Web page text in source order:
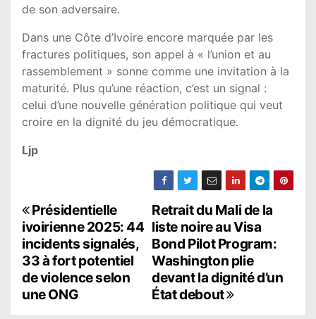
de son adversaire.
Dans une Côte d’Ivoire encore marquée par les
fractures politiques, son appel à « l’union et au
rassemblement » sonne comme une invitation à la
maturité. Plus qu’une réaction, c’est un signal :
celui d’une nouvelle génération politique qui veut
croire en la dignité du jeu démocratique.
Ljp
N
a
v
i
Retrait du Mali de la
liste noire au Visa
Bond Pilot Program:
Washington plie
devant la dignité d’un
État debout
Présidentielle
ivoirienne 2025: 44
incidents signalés,
33 à fort potentiel
de violence selon
une ONG